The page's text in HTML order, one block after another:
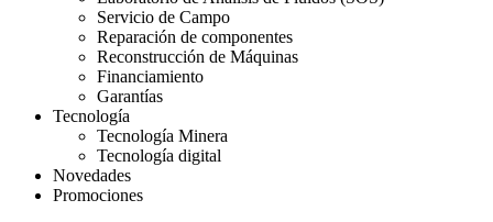
Servicio de Campo
Reparación de componentes
Reconstrucción de Máquinas
Financiamiento
Garantías
Tecnología
Tecnología Minera
Tecnología digital
Novedades
Promociones